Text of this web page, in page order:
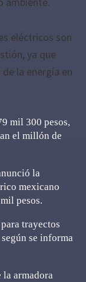
eléctricos son
ya que
la energía en
mil 300 pesos,
el millón de
la
mexicano
pesos.
trayectos
se informa
la armadora